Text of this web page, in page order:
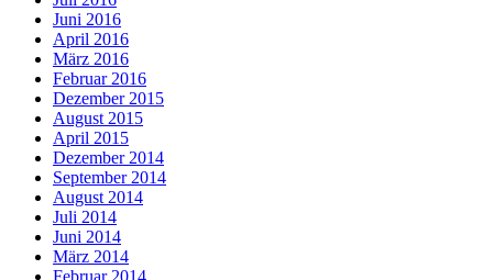
Juni 2016
April 2016
März 2016
Februar 2016
Dezember 2015
August 2015
April 2015
Dezember 2014
September 2014
August 2014
Juli 2014
Juni 2014
März 2014